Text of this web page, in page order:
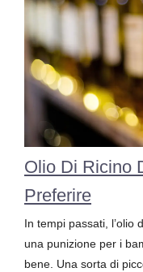
Olio Di Ricino
Preferire
In tempi passati, l’olio
una punizione per i
bene. Una sorta di